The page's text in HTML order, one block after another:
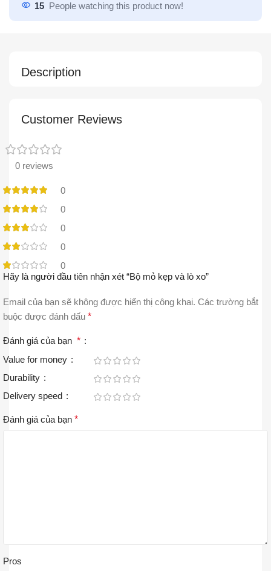
15 People watching this product now!
Description
Customer Reviews
0 reviews
0
0
0
0
0
Hãy là người đầu tiên nhận xét “Bộ mỏ kẹp và lò xo”
Email của bạn sẽ không được hiển thị công khai. Các trường bắt
buộc được đánh dấu *
Đánh giá của bạn *
Value for money
Durability
Delivery speed
Đánh giá của bạn *
Pros